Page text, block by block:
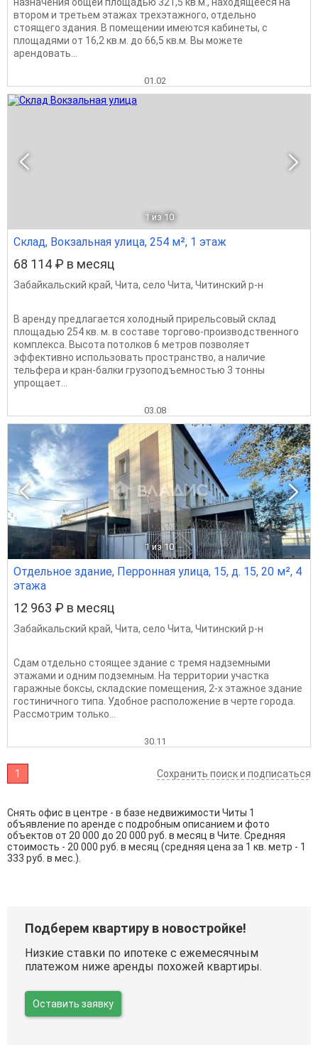
втором и третьем этажах трехэтажного, отдельно
стоящего здания. В помещении имеются кабинеты, с
площадями от 16,2 кв.м. до 66,5 кв.м. Вы можете
арендовать...
01.02
1 из 10
Склад, Вокзальная улица, 254 м², 1 этаж
68 114 ₽ в месяц
Забайкальский край, Чита, село Чита, Читинский р-н
В аренду предлагается холодный прирельсовый склад
площадью 254 кв. м. в составе торгово-производственного
комплекса. Высота потолков 6 метров позволяет
эффективно использовать пространство, а наличие
тельфера и кран-балки грузоподъемностью 3 тонны
упрощает...
03.08
1 из 10
Отдельное здание, Перронная улица, 15, д. 15, 20 м², 4
этажа
12 963 ₽ в месяц
Забайкальский край, Чита, село Чита, Читинский р-н
Сдам отдельно стоящее здание с тремя надземными
этажами и одним подземным. На территории участка
гаражные боксы, складские помещения, 2-х этажное здание
гостиничного типа. Удобное расположение в черте города.
Рассмотрим только...
30.11
1 Сохранить поиск и подписаться
Снять офис в центре - в базе недвижимости Читы 1
объявление по аренде с подробным описанием и фото
объектов от 20 000 до 20 000 руб. в месяц в Чите. Средняя
стоимость - 20 000 руб. в месяц (средняя цена за 1 кв. метр - 1
333 руб. в мес.).
Подберем квартиру в новостройке!
Низкие ставки по ипотеке с ежемесячным
платежом ниже аренды похожей квартиры.
Оставить заявку